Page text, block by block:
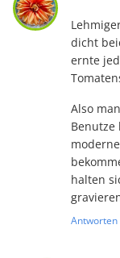
dicht
ernte
Also
Benutze
halten
Antworten